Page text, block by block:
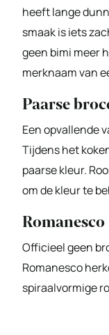
heeft lange
smaak is iets
geen bimi meer
merknaam van
Paarse
Een opvallende
Tijdens het
paarse kleur.
om de kleur te
Romanesco
Officieel geen
Romanesco
spiraalvormige